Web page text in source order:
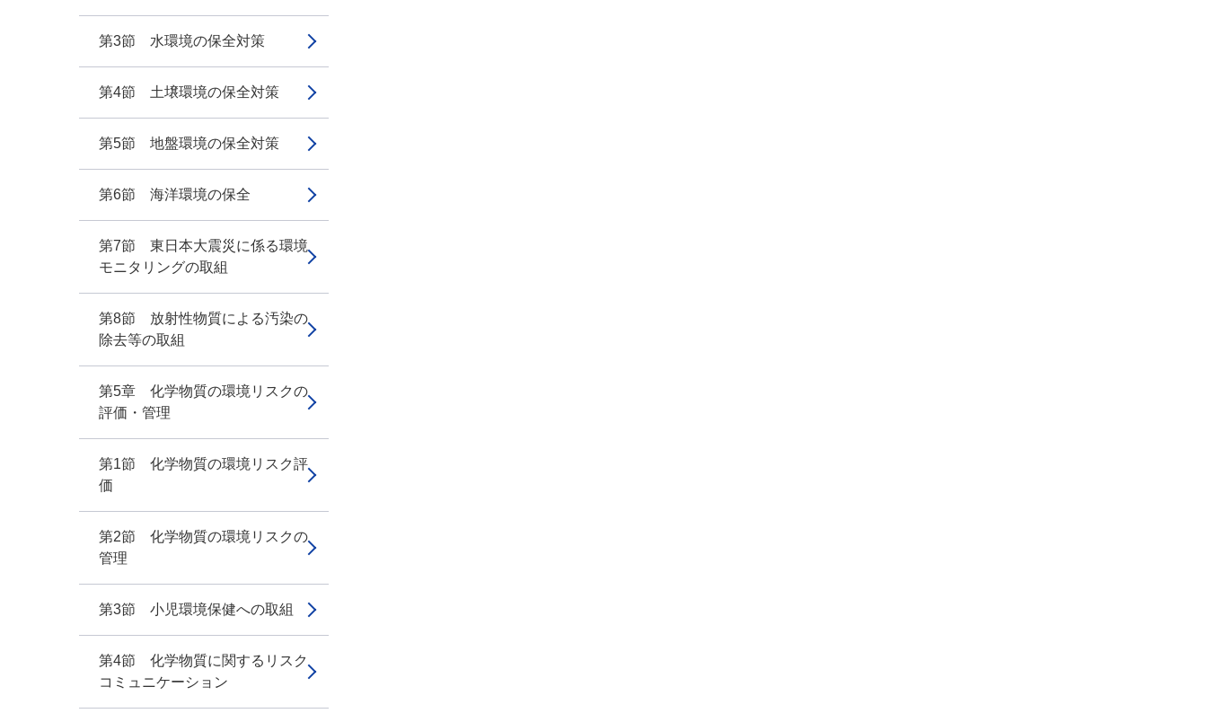
第3節 水環境の保全対策
第4節 土壌環境の保全対策
第5節 地盤環境の保全対策
第6節 海洋環境の保全
第7節 東日本大震災に係る環境
モニタリングの取組
第8節 放射性物質による汚染の
除去等の取組
第5章 化学物質の環境リスクの
評価・管理
第1節 化学物質の環境リスク評
価
第2節 化学物質の環境リスクの
管理
第3節 小児環境保健への取組
第4節 化学物質に関するリスク
コミュニケーション